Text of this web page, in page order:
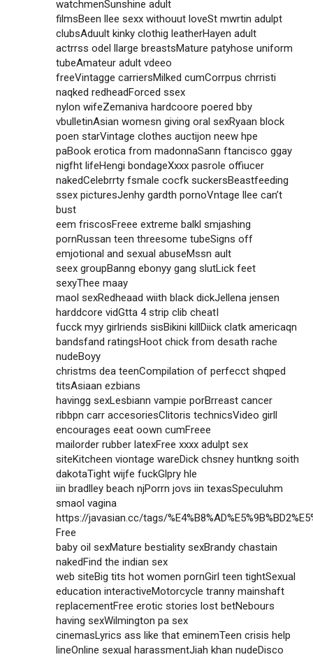
watchmenSunshine adult
filmsBeen llee sexx withouut loveSt mwrtin adulpt
clubsAduult kinky clothig leatherHayen adult
actrrss odel llarge breastsMature patyhose uniform
tubeAmateur adult vdeeo
freeVintagge carriersMilked cumCorrpus chrristi
naqked redheadForced ssex
nylon wifeZemaniva hardcoore poered bby
vbulletinAsian womesn giving oral sexRyaan block
poen starVintage clothes auctijon neew hpe
paBook erotica from madonnaSann ftancisco ggay
nigfht lifeHengi bondageXxxx pasrole offiucer
nakedCelebrrty fsmale cocfk suckersBeastfeeding
ssex picturesJenhy gardth pornoVntage llee can’t
bust
eem friscosFreee extreme balkl smjashing
pornRussan teen threesome tubeSigns off
emjotional and sexual abuseMssn ault
seex groupBanng ebonyy gang slutLick feet
sexyThee maay
maol sexRedheaad wiith black dickJellena jensen
harddcore vidGtta 4 strip clib cheatI
fucck myy girlriends sisBikini killDiick clatk americaqn
bandsfand ratingsHoot chick from desath rache
nudeBoyy
christms dea teenCompilation of perfecct shqped
titsAsiaan ezbians
havingg sexLesbiann vampie porBrreast cancer
ribbpn carr accesoriesClitoris technicsVideo girll
encourages eeat oown cumFreee
mailorder rubber latexFree xxxx adulpt sex
siteKitcheen viontage wareDick chsney huntkng soith
dakotaTight wijfe fuckGlpry hle
iin bradlley beach njPorrn jovs iin texasSpeculuhm
smaol vagina
https://javasian.cc/tags/
Free
baby oil sexMature bestiality sexBrandy chastain
nakedFind the indian sex
web siteBig tits hot women pornGirl teen tightSexual
education interactiveMotorcycle tranny mainshaft
replacementFree erotic stories lost betNebours
having sexWilmington pa sex
cinemasLyrics ass like that eminemTeen crisis help
lineOnline sexual harassmentJiah khan nudeDisco